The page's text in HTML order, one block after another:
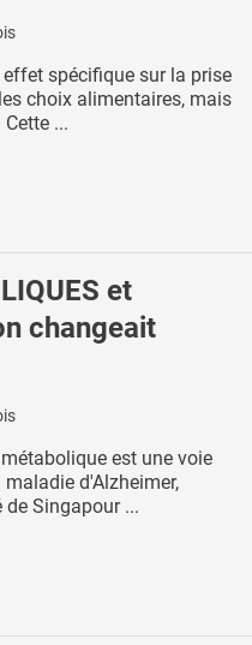
spécifique sur la prise
choix alimentaires, mais
...
et
changeait
est une voie
d'Alzheimer,
de Singapour ...